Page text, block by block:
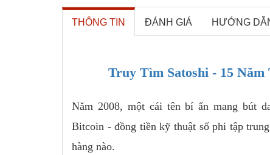
THÔNG TIN ĐÁNH GIÁ HƯỚNG
Truy Tìm Satoshi - 15
Năm 2008, một cái tên bí ẩn mang bút
Bitcoin - đồng tiền kỹ thuật số phi tập
hàng nào.